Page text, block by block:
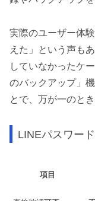
実際のユーザー体
えた」という声も
していなかったケ
のバックアップ」
とで、万が一のと
LINEパスワー
項目